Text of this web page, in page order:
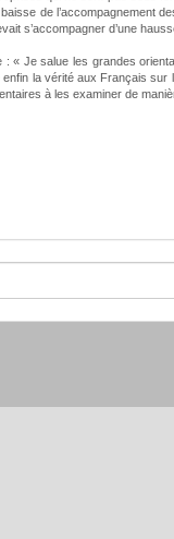
de l’accompagnement
s’accompagner d’une
: « Je salue les grandes
la vérité aux Français
à les examiner de